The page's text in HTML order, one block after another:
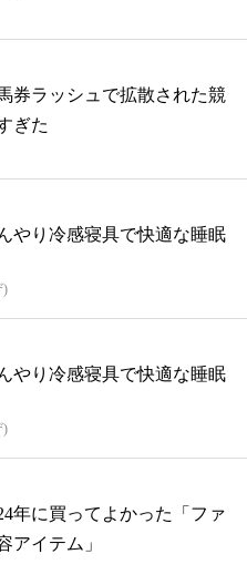
券ラッシュで拡散された競
ぎた
やり冷感寝具で快適な睡眠
)
やり冷感寝具で快適な睡眠
)
年に買ってよかった「ファ
アイテム」